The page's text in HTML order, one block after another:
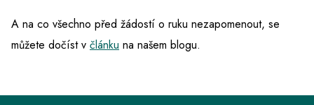
A na co všechno před žádostí o ruku nezapomenout, se
můžete dočíst v článku na našem blogu.